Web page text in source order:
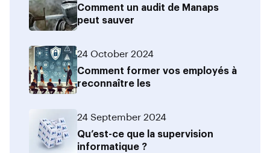
Comment un audit de Manaps
peut sauver
24 October 2024
Comment former vos employés à
reconnaître les
24 September 2024
Qu’est-ce que la supervision
informatique ?